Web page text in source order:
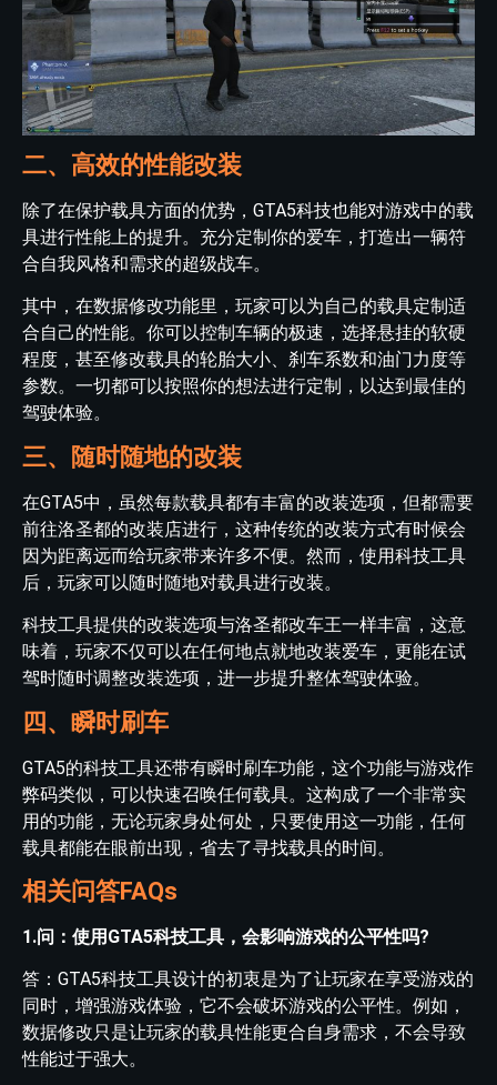
二、高效的性能改装
除了在保护载具方面的优势，GTA5科技也能对游戏中的载
具进行性能上的提升。充分定制你的爱车，打造出一辆符
合自我风格和需求的超级战车。
其中，在数据修改功能里，玩家可以为自己的载具定制适
合自己的性能。你可以控制车辆的极速，选择悬挂的软硬
程度，甚至修改载具的轮胎大小、刹车系数和油门力度等
参数。一切都可以按照你的想法进行定制，以达到最佳的
驾驶体验。
三、随时随地的改装
在GTA5中，虽然每款载具都有丰富的改装选项，但都需要
前往洛圣都的改装店进行，这种传统的改装方式有时候会
因为距离远而给玩家带来许多不便。然而，使用科技工具
后，玩家可以随时随地对载具进行改装。
科技工具提供的改装选项与洛圣都改车王一样丰富，这意
味着，玩家不仅可以在任何地点就地改装爱车，更能在试
驾时随时调整改装选项，进一步提升整体驾驶体验。
四、瞬时刷车
GTA5的科技工具还带有瞬时刷车功能，这个功能与游戏作
弊码类似，可以快速召唤任何载具。这构成了一个非常实
用的功能，无论玩家身处何处，只要使用这一功能，任何
载具都能在眼前出现，省去了寻找载具的时间。
相关问答FAQs
1.问：使用GTA5科技工具，会影响游戏的公平性吗?
答：GTA5科技工具设计的初衷是为了让玩家在享受游戏的
同时，增强游戏体验，它不会破坏游戏的公平性。例如，
数据修改只是让玩家的载具性能更合自身需求，不会导致
性能过于强大。